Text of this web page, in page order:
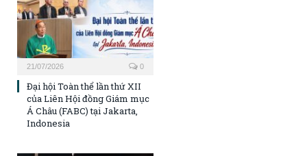
21/07/2026 0
Đại hội Toàn thể lần thứ XII
của Liên Hội đồng Giám mục
Á Châu (FABC) tại Jakarta,
Indonesia